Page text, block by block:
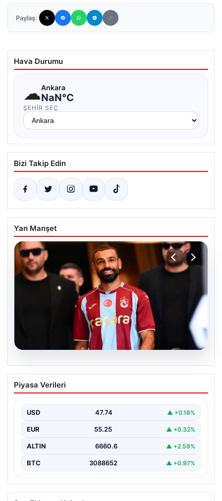
Paylaş:
Hava Durumu
☁Ankara
NaN°C
ŞEHIR SEÇ
Bizi Takip Edin
Yan Manşet
07.08.2026
Trabzonspor’da Salah Sürprizi: Göztepe
Maçı Kadrosu Netleşti
sahaya çıkacak oyuncuları açıkladı. Bu önemli mücadele,
uzun…
Piyasa Verileri
USD 47.74 ▲ +0.18%
EUR 55.25 ▲ +0.32%
ALTIN 6660.6 ▲ +2.59%
BTC 3088652 ▲ +0.97%